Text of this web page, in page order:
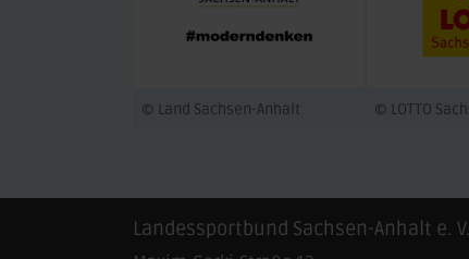
© Land Sachsen-Anhalt © LOTTO
Landessportbund Sachsen-Anhalt e. V.